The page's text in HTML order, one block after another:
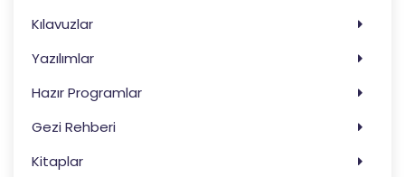
Kılavuzlar
Yazılımlar
Hazır Programlar
Gezi Rehberi
Kitaplar